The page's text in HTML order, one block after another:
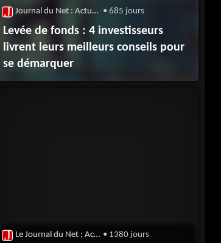
Journal du Net : Actualité du Capital-Risque • 685 jours
Levée de fonds : 4 investisseurs
livrent leurs meilleurs conseils pour
se démarquer
Le Journal du Net : Actualité du Capital-Risque • 1380 jours